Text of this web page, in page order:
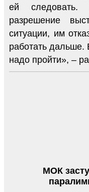
ей следовать.
разрешение
ситуации, им
работать дальше.
надо пройти», –
МОК